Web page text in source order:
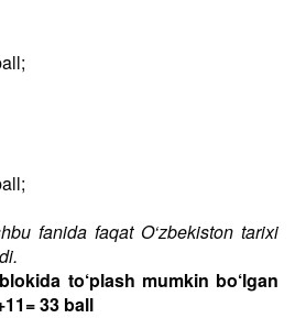
fanida faqat O‘zbekiston tarixi
to‘plash mumkin bo‘lgan
33 ball